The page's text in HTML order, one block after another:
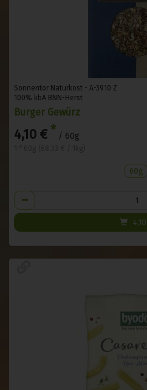
Sonnentor Naturkost - A-3910 Z
100% kbA BNN-Herst
Burger Gewürz
4,10 € * / 60g
60g
Anzahl
4,10